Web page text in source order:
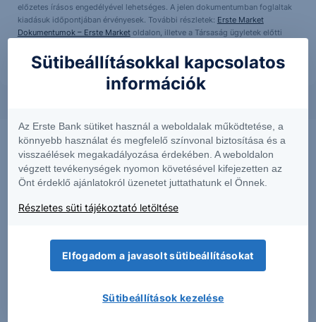
előzetes írásos engedélyével lehetséges. A jelen dokumentumban foglaltak
kiadásuk időpontjában érvényesek. További részletek: Erste Market
Dokumentumok – Erste Marketoldalon, illetve a Társaság ügyletek előtti
Sütibeállításokkal kapcsolatos
információk
Az Erste Bank sütiket használ a weboldalak működtetése, a
könnyebb használat és megfelelő színvonal biztosítása és a
visszaélések megakadályozása érdekében. A weboldalon
végzett tevékenységek nyomon követésével kifejezetten az
Önt érdeklő ajánlatokról üzenetet juttathatunk el Önnek.
Részletes süti tájékoztató letöltése
Elfogadom a javasolt sütibeállításokat
Sütibeállítások kezelése